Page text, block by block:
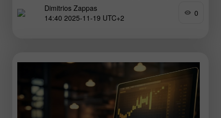
Bitcoin'da yuqoriga yo'nalgan kuchli potensial mavjud —
narx -1/8 Murray darajasidan yuqoriga chiqsa, $100,000
Dimitrios Zappas
14:40 2025-11-19 UTC+2
0